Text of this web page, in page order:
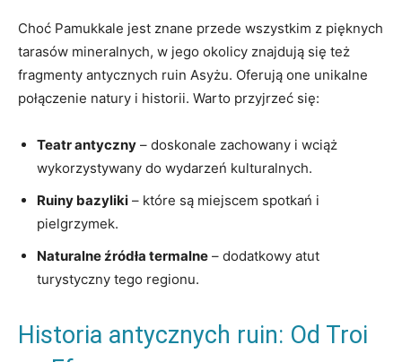
Choć Pamukkale jest znane przede wszystkim z pięknych
tarasów mineralnych, w jego okolicy znajdują się też
fragmenty antycznych ruin Asyżu. Oferują one unikalne
połączenie natury i historii. Warto przyjrzeć się:
Teatr antyczny – doskonale zachowany i wciąż
wykorzystywany do wydarzeń kulturalnych.
Ruiny bazyliki – które są miejscem spotkań i
pielgrzymek.
Naturalne źródła termalne – dodatkowy atut
turystyczny tego regionu.
Historia antycznych ruin: Od Troi